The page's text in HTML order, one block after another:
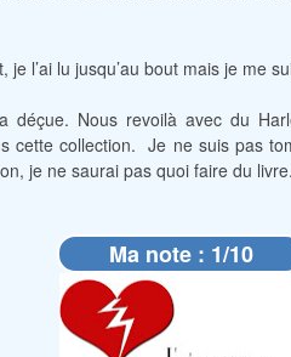
l’ai lu jusqu’au bout mais je me
déçue. Nous revoilà avec du
cette collection. Je ne suis pas
je ne saurai pas quoi faire du livre.
Ma note : 1/10